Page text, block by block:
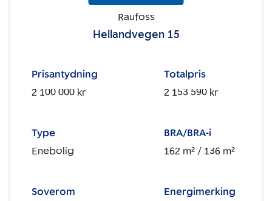
Raufoss
Hellandvegen 15
Prisantydning
2 100 000 kr
Totalpris
2 153 590 kr
Type
Enebolig
BRA/BRA-i
162 m² / 136 m²
Soverom Energimerking